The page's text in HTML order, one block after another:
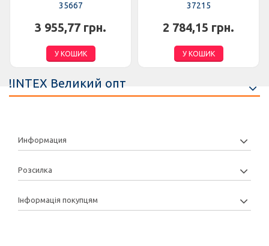
35667
3 955,77 грн.
У КОШИК
37215
2 784,15 грн.
У КОШИК
!INTEX Великий опт
Информация
Розсилка
Інформація покупцям